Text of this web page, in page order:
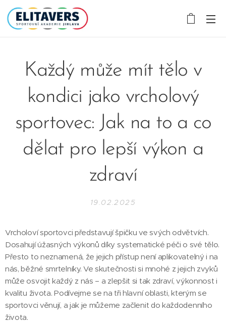
Každý může mít tělo v
kondici jako vrcholový
sportovec: Jak na to a co
dělat pro lepší výkon a
zdraví
19.02.2025
Vrcholoví sportovci představují špičku ve svých odvětvích.
Dosahují úžasných výkonů díky systematické péči o své tělo.
Přesto to neznamená, že jejich přístup není aplikovatelný i na
nás, běžné smrtelníky. Ve skutečnosti si mnohé z jejich zvyků
může osvojit každý z nás – a zlepšit si tak zdraví, výkonnost i
kvalitu života. Podívejme se na tři hlavní oblasti, kterým se
sportovci věnují, a jak je můžeme začlenit do každodenního
života.